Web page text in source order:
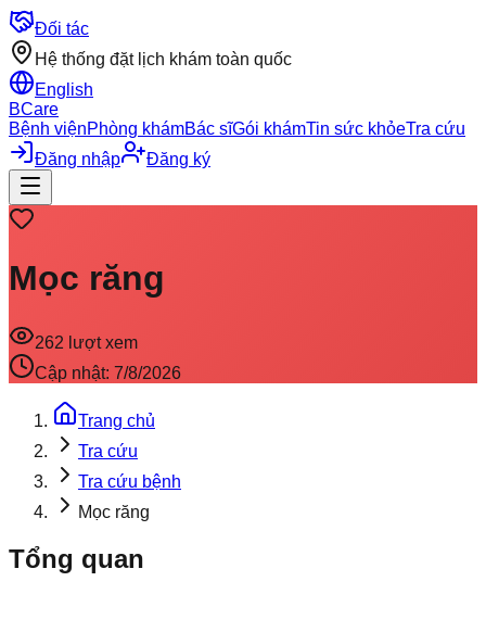
Đối tác
Hệ thống đặt lịch khám toàn quốc
English
BCare
Bệnh việnPhòng khámBác sĩGói khámTin sức khỏeTra cứu
Đăng nhập
Đăng ký
Mọc răng
262 lượt xem
Cập nhật: 7/8/2026
Trang chủ
Tra cứu
Tra cứu bệnh
Mọc răng
Tổng quan